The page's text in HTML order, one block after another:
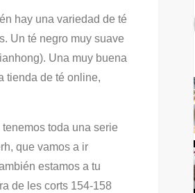
hay una variedad de té
Un té negro muy suave
Una muy buena
tienda de té online,
toda una serie
que vamos a ir
estamos a tu
de les corts 154-158